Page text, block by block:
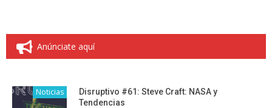
Anúnciate aquí
Noticias
Disruptivo #61: Steve Craft: NASA y
Tendencias